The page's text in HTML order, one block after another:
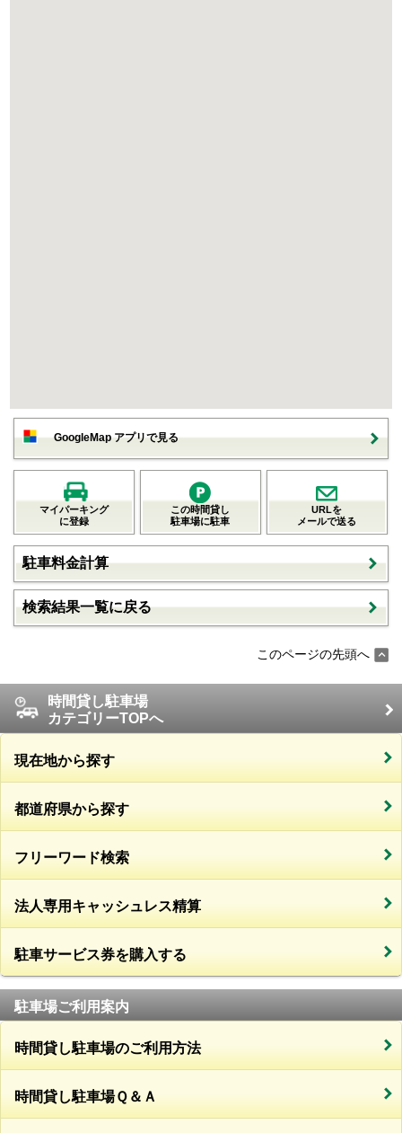
GoogleMap アプリで見る
マイパーキング
に登録
この時間貸し
駐車場に駐車
URLを
メールで送る
駐車料金計算
検索結果一覧に戻る
このページの先頭へ
時間貸し駐車場
カテゴリーTOPへ
現在地から探す
都道府県から探す
フリーワード検索
法人専用キャッシュレス精算
駐車サービス券を購入する
駐車場ご利用案内
時間貸し駐車場のご利用方法
時間貸し駐車場Ｑ＆Ａ